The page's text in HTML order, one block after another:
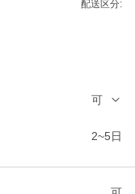
配送区分:
可
2~5日